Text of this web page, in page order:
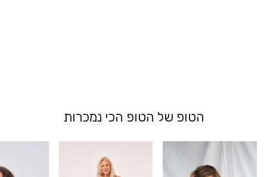
הטופ של הטופ הכי נמכרות